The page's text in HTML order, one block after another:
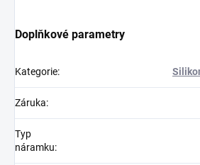
Doplňkové parametry
Kategorie:
Záruka:
Typ
náramku: